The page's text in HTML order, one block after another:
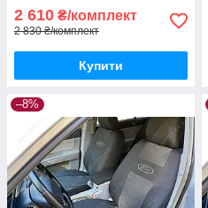
2 610 ₴/комплект
2 830 ₴/комплект
Купити
–8%